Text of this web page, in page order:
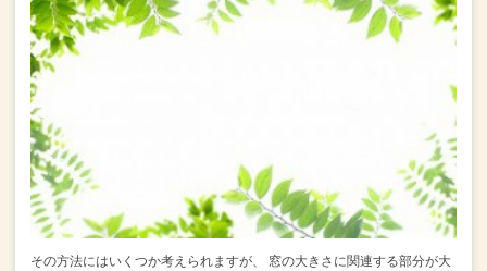
その方法にはいくつか考えられますが、
窓の大きさに関連する部分が大